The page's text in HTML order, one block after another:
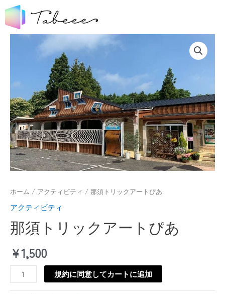
ホーム / アクティビティ / 那須トリックアートぴあ
アクティビティ
那須トリックアートぴあ
¥1,500
規約に同意してカートに追加